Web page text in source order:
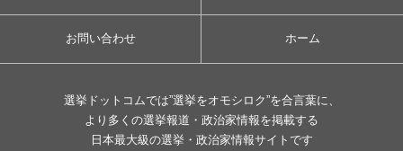
お問い合わせ ホーム
選挙ドットコムでは”選挙をオモシロク”を合言葉に、
より多くの選挙報道・政治家情報を掲載する
日本最大級の選挙・政治家情報サイトです